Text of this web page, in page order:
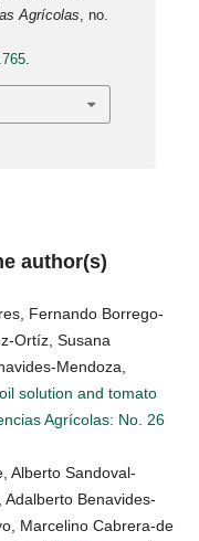
Agrícolas , no.
author(s)
Fernando Borrego-
Ortíz, Susana
Mendoza,
solution and tomato
Agrícolas: No. 26
Alberto Sandoval-
Adalberto Benavides-
Marcelino Cabrera-de